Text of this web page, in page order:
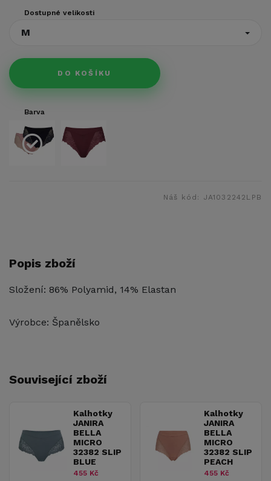
Dostupné velikosti
M
DO KOŠÍKU
Barva
Náš kód: JA1032242LPB
Popis zboží
Složení: 86% Polyamid, 14% Elastan
Výrobce: Španělsko
Související zboží
Kalhotky
JANIRA
BELLA
MICRO
32382 SLIP
BLUE
455 Kč
Kalhotky
JANIRA
BELLA
MICRO
32382 SLIP
PEACH
455 Kč